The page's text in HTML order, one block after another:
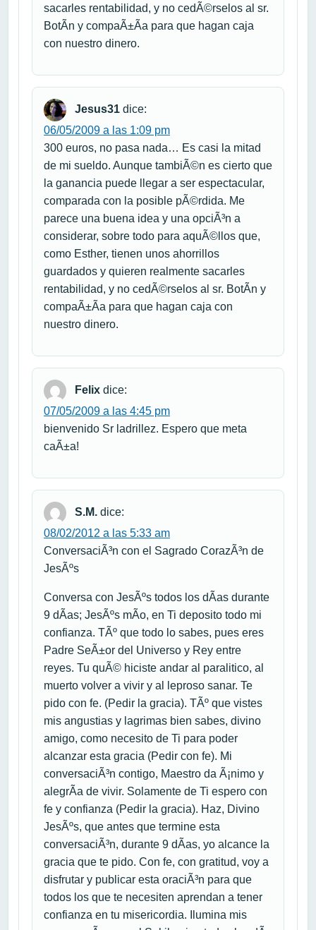
sacarles rentabilidad, y no cedÃ©rselos al sr.
BotÃ­n y compaÃ±Ã­a para que hagan caja
con nuestro dinero.
Jesus31 dice:
06/05/2009 a las 1:09 pm
300 euros, no pasa nada… Es casi la mitad
de mi sueldo. Aunque tambiÃ©n es cierto que
la ganancia puede llegar a ser espectacular,
comparada con la posible pÃ©rdida. Me
parece una buena idea y una opciÃ³n a
considerar, sobre todo para aquÃ©llos que,
como Esther, tienen unos ahorrillos
guardados y quieren realmente sacarles
rentabilidad, y no cedÃ©rselos al sr. BotÃ­n y
compaÃ±Ã­a para que hagan caja con
nuestro dinero.
Felix dice:
07/05/2009 a las 4:45 pm
bienvenido Sr ladrillez. Espero que meta
caÃ±a!
S.M. dice:
08/02/2012 a las 5:33 am
ConversaciÃ³n con el Sagrado CorazÃ³n de
JesÃºs
Conversa con JesÃºs todos los dÃ­as durante
9 dÃ­as; JesÃºs mÃ­o, en Ti deposito todo mi
confianza. TÃº que todo lo sabes, pues eres
Padre SeÃ±or del Universo y Rey entre
reyes. Tu quÃ© hiciste andar al paralitico, al
muerto volver a vivir y al leproso sanar. Te
pido con fe. (Pedir la gracia). TÃº que vistes
mis angustias y lagrimas bien sabes, divino
amigo, como necesito de Ti para poder
alcanzar esta gracia (Pedir con fe). Mi
conversaciÃ³n contigo, Maestro da Ã¡nimo y
alegrÃ­a de vivir. Solamente de Ti espero con
fe y confianza (Pedir la gracia). Haz, Divino
JesÃºs, que antes que termine esta
conversaciÃ³n, durante 9 dÃ­as, yo alcance la
gracia que te pido. Con fe, con gratitud, voy a
disfrutar y publicar esta oraciÃ³n para que
todos los que te necesiten aprendan a tener
confianza en tu misericordia. Ilumina mis